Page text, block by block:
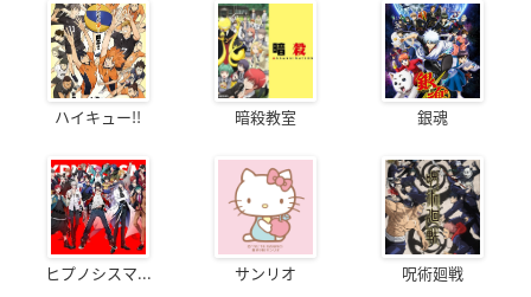
ハイキュー!! 暗殺教室 銀魂
ヒプノシスマ... サンリオ 呪術廻戦